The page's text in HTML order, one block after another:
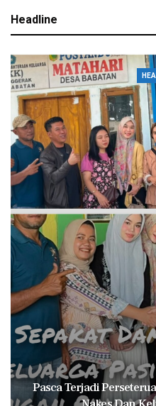
Headline
Pasca Terjadi